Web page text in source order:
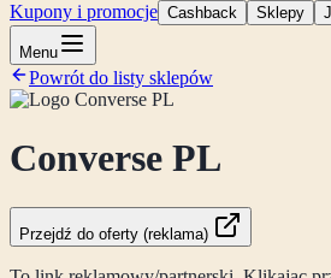
Kupony i promocje Cashback Sklepy
Menu
Powrót do listy sklepów
Converse PL
Przejdź do oferty (reklama)